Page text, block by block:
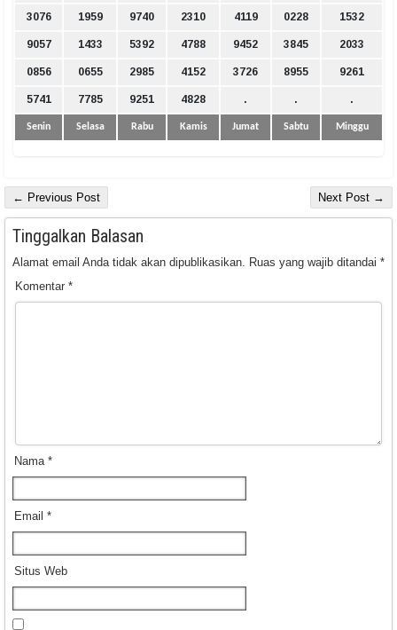
3076 1959 9740 2310 4119 0228 1532
9057 1433 5392 4788 9452 3845 2033
0856 0655 2985 4152 3726 8955 9261
5741 7785 9251 4828 . . .
Senin Selasa Rabu Kamis Jumat Sabtu Minggu
← Previous Post Next Post →
Tinggalkan Balasan
Alamat email Anda tidak akan dipublikasikan. Ruas yang wajib ditandai *
Komentar *
Nama *
Email *
Situs Web